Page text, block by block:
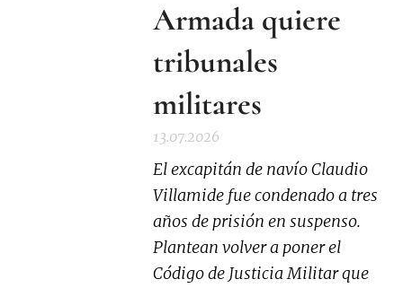
Armada quiere
tribunales
militares
13.07.2026
El excapitán de navío Claudio
Villamide fue condenado a tres
años de prisión en suspenso.
Plantean volver a poner el
Código de Justicia Militar que